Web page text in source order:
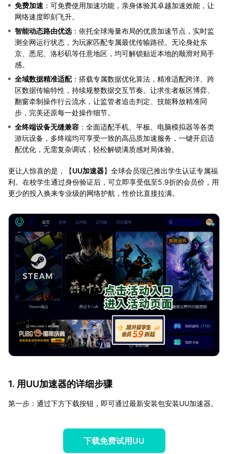
免费加速 ：可免费使用加速功能，亲身体验其卓越加速效能，让
网络速度即刻飞升。
智能动态路由优选：依托全球海量布局的优质加速节点，实时监
测全网运行状态，为玩家匹配专属最优传输路径。无论身处东
京、悉尼、洛杉矶等任意地区，均可解锁贴近本地的顺滑对局手
感。
全域数据精准适配：搭载专属数据优化算法，精准适配跨洋、跨
区数据传输特性，持续规整数据交互节奏。让求生者板区博弈、
翻窗牵制操作行云流水，让监管者追击判定、技能释放精准同
步，完美还原每一处操作细节。
全终端设备无缝兼容 ：全面适配手机、平板、电脑模拟器等各类
游玩设备，多终端均可享受一致的高品质加速服务，一键开启适
配优化，无需复杂调试，轻松解锁满质感对局体验。
更让人惊喜的是，【UU加速器】全球会员现已推出学生认证专属福
利。在校学生通过身份验证后，可立即享受低至5.9折的会员价，用
更少的投入换来专业级的网络护航，性价比直接拉满。
1. 用UU加速器的详细步骤
第一步：通过下方下载按钮，即可通过最新安装包安装UU加速器。
下载免费试用UU